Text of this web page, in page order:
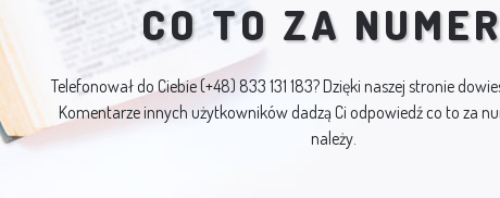
CO TO ZA
Telefonował do Ciebie(+48) 833 131 183? Dzięki naszej stronie
Komentarze innych użytkowników dadzą Ci odpowiedź co to za
należy.